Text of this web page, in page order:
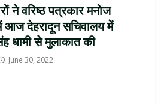
ने वरिष्ठ पत्रकार मनोज
आज देहरादून सचिवालय में
धामी से मुलाकात की
June 30, 2022